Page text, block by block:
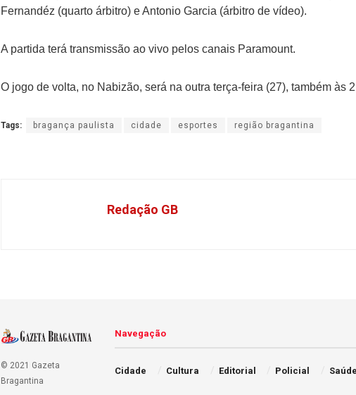
Fernandéz (quarto árbitro) e Antonio Garcia (árbitro de vídeo).
A partida terá transmissão ao vivo pelos canais Paramount.
O jogo de volta, no Nabizão, será na outra terça-feira (27), também às
Tags: bragança paulista cidade esportes região bragantina
Redação GB
© 2021 Gazeta
Bragantina
Navegação
Cidade Cultura Editorial Policial Saúde